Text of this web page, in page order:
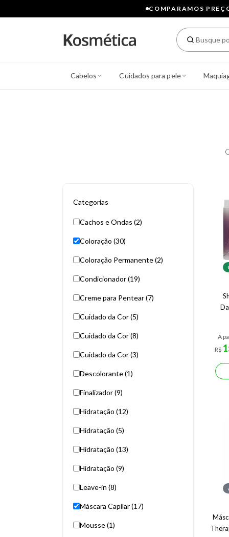
COMPARAMOS
Cabelos Cuidados para pele
Categorias
Cachos e Ondas (2)
Coloração (30)
Coloração Permanente (2)
Condicionador (19)
Creme para Pentear (7)
Cuidado da Cor (5)
Cuidado da Cor (8)
Cuidado da Cor (3)
Descolorante (1)
Finalizador (9)
Hidratação (12)
Hidratação (5)
Hidratação (13)
Hidratação (9)
Leave-in (8)
Máscara Capilar (17)
Mousse (1)
A
R$